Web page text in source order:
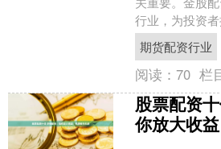
行业，为投资
的配资服务，助
配资行业。 期
期货配资行业
阅读：70 栏
股票配资
你放大收